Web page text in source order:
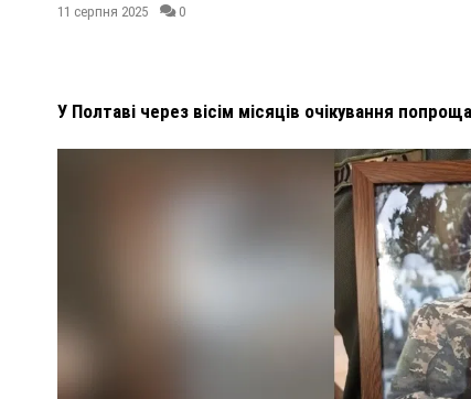
11 серпня 2025 0
У Полтаві через вісім місяців очікування